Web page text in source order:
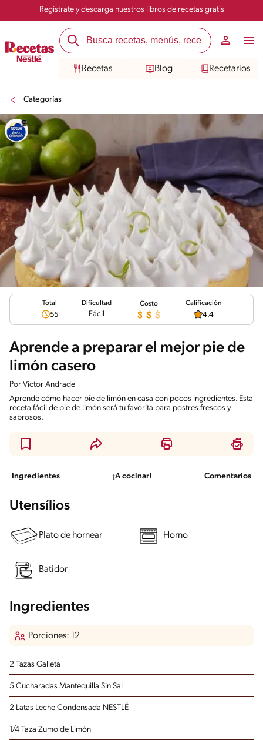
Registrate y descarga nuestros libros de recetas gratis
Recetas Blog Recetarios
Categorías
Total
55
Dificultad
Fácil
Costo Calificación
4.4
Aprende a preparar el mejor pie de
limón casero
Por Victor Andrade
Aprende cómo hacer pie de limón en casa con pocos ingredientes. Esta
receta fácil de pie de limón será tu favorita para postres frescos y
sabrosos.
Ingredientes ¡A cocinar! Comentarios
Utensílios
Plato de hornear Horno
Batidor
Ingredientes
Porciones: 12
2 Tazas Galleta
5 Cucharadas Mantequilla Sin Sal
2 Latas Leche Condensada NESTLÉ
1/4 Taza Zumo de Limón